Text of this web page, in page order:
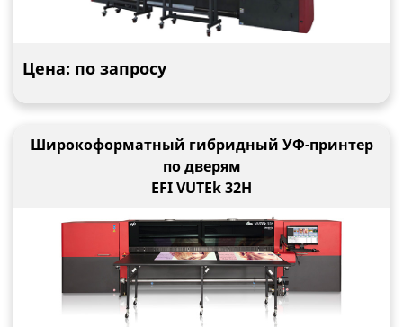
Цена: по запросу
Широкоформатный гибридный УФ-принтер
по дверям
EFI VUTEk 32H